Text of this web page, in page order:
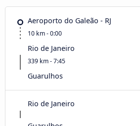
Aeroporto do Galeão - RJ
10 km - 0:00
Rio de Janeiro
339 km - 7:45
Guarulhos
Rio de Janeiro